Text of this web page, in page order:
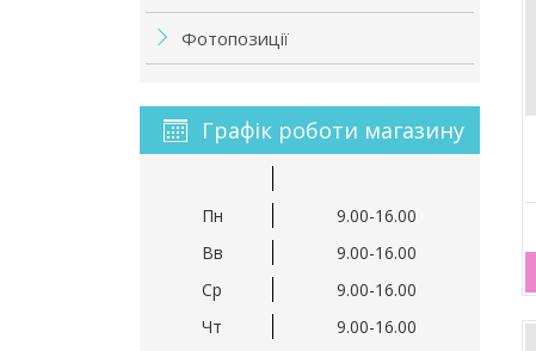
Фотопозиції
Графік роботи магазину
Пн
9.00-16.00
Вв
9.00-16.00
Ср
9.00-16.00
Чт
9.00-16.00